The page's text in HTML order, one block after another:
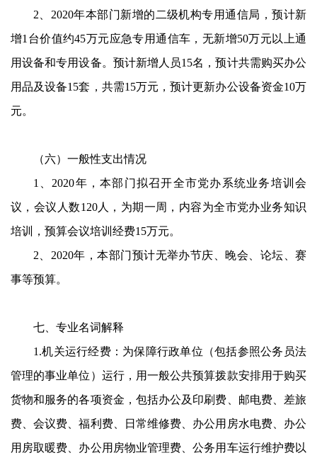
2
2020年本部门新增的二级机构专用通信局，预计新
增1 台价值约45万元应急专用通信车，无新增50万元以上通
用设备和专用设备。预计新增人员15名，预计共需购买办公
用品及设备15套，共需15万元，预计更新办公设备资金10万
元。
（六）一般性支出情况
1
2020年，本部门拟召开全市党办系统业务培训会
议，会议人数120人，为期一周，内容为全市党办业务知识
培训，预算会议培训经费15万元。
2
2020年，本部门预计无举办节庆、晚会、论坛、赛
事等预算。
七、专业名词解释
1.机关运行经费：为保障行政单位（包括参照公务员法
管理的事业单位）运行，用一般公共预算拨款安排用于购买
货物和服务的各项资金，包括办公及印刷费、邮电费、差旅
费、会议费、福利费、日常维修费、办公用房水电费、办公
用房取暖费、办公用房物业管理费、公务用车运行维护费以